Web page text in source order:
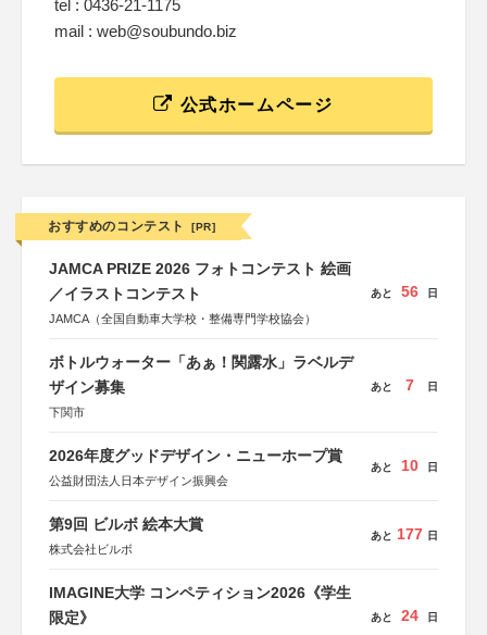
tel : 0436-21-1175
mail : web@soubundo.biz
公式ホームページ
おすすめのコンテスト [PR]
JAMCA PRIZE 2026 フォトコンテスト 絵画
／イラストコンテスト
JAMCA（全国自動車大学校・整備専門学校協会）
あと 56 日
ボトルウォーター「あぁ！関露水」ラベルデ
ザイン募集
下関市
あと 7 日
2026年度グッドデザイン・ニューホープ賞
公益財団法人日本デザイン振興会
あと 10 日
第9回 ビルボ 絵本大賞
株式会社ビルボ
あと 177 日
IMAGINE大学 コンペティション2026《学生
限定》
あと 24 日